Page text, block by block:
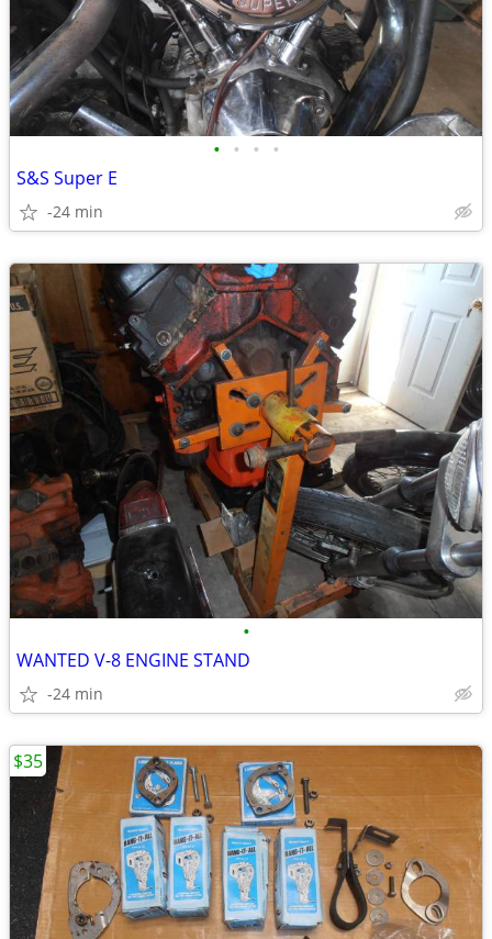
• • • •
S&S Super E
-24 min
•
WANTED V-8 ENGINE STAND
-24 min
$35